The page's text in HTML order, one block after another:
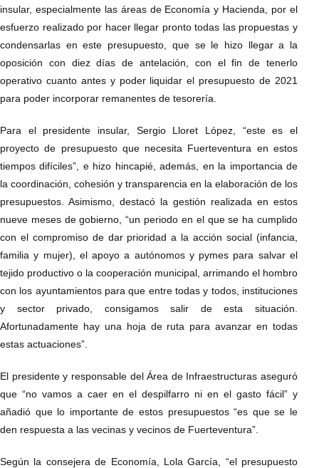
insular, especialmente las áreas de Economía y Hacienda, por el
esfuerzo realizado por hacer llegar pronto todas las propuestas y
condensarlas en este presupuesto, que se le hizo llegar a la
oposición con diez días de antelación, con el fin de tenerlo
operativo cuanto antes y poder liquidar el presupuesto de 2021
para poder incorporar remanentes de tesorería.
Para el presidente insular, Sergio Lloret López, “este es el
proyecto de presupuesto que necesita Fuerteventura en estos
tiempos difíciles”, e hizo hincapié, además, en la importancia de
la coordinación, cohesión y transparencia en la elaboración de los
presupuestos. Asimismo, destacó la gestión realizada en estos
nueve meses de gobierno, “un periodo en el que se ha cumplido
con el compromiso de dar prioridad a la acción social (infancia,
familia y mujer), el apoyo a autónomos y pymes para salvar el
tejido productivo o la cooperación municipal, arrimando el hombro
con los ayuntamientos para que entre todas y todos, instituciones
y sector privado, consigamos salir de esta situación.
Afortunadamente hay una hoja de ruta para avanzar en todas
estas actuaciones”.
El presidente y responsable del Área de Infraestructuras aseguró
que “no vamos a caer en el despilfarro ni en el gasto fácil” y
añadió que lo importante de estos presupuestos “es que se le
den respuesta a las vecinas y vecinos de Fuerteventura”.
Según la consejera de Economía, Lola García, “el presupuesto